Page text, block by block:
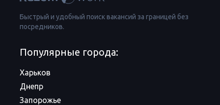
Быстрый и удобный поиск вакансий за границей без
посредников.
Популярные города:
Харьков
Днепр
Запорожье